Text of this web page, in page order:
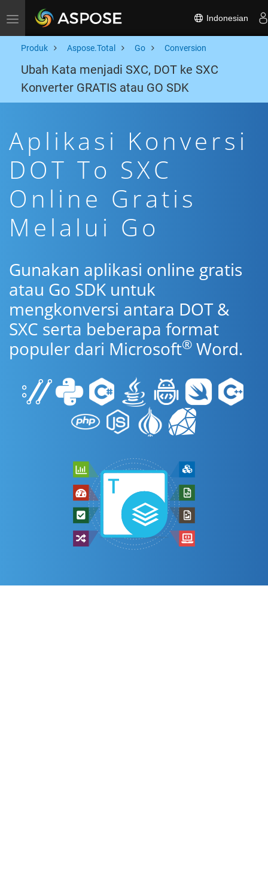
Toggle navigation Indonesian
Produk Aspose.Total Go Conversion
Ubah Kata menjadi SXC, DOT ke SXC
Konverter GRATIS atau GO SDK
Aplikasi Konversi
DOT To SXC
Online Gratis
Melalui Go
Gunakan aplikasi online gratis
atau Go SDK untuk
mengkonversi antara DOT &
SXC serta beberapa format
populer dari Microsoft® Word.